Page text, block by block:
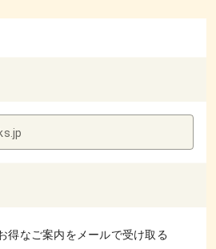
得なご案内をメールで受け取る